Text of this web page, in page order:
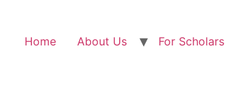
Home About Us For Scholars